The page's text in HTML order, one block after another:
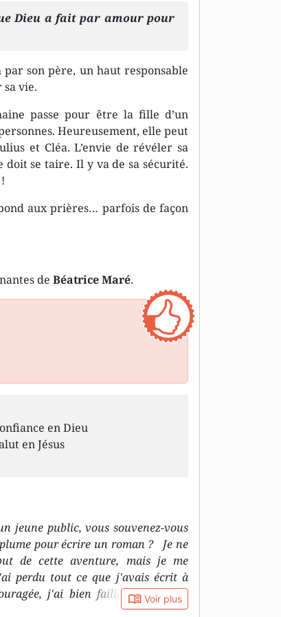
Dieu a fait par amour pour
son père, un haut responsable
sa vie.
passe pour être la fille d’un
Heureusement, elle peut
et Cléa. L’envie de révéler sa
se taire. Il y va de sa sécurité.
aux prières… parfois de façon
deBéatrice Maré.
en Dieu
en Jésus
jeune public, vous souvenez-vous
pour écrire un roman ? Je ne
de cette aventure, mais je me
perdu tout ce que j'avais écrit à
j'ai bien failli abandonner
jours, repartant de zéro, je me
book_open Voir plus